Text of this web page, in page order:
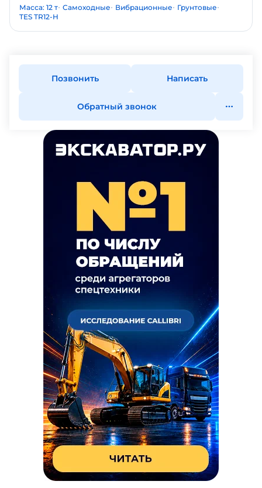
Масса: 12 т Самоходные Вибрационные
Грунтовые
TES TR12-H
Позвонить Написать
Обратный звонок